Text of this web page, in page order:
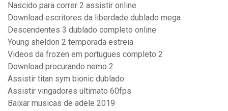
Nascido para correr 2 assistir online
Download escritores da liberdade dublado mega
Descendentes 3 dublado completo online
Young sheldon 2 temporada estreia
Videos da frozen em portugues completo 2
Download procurando nemo 2
Assistir titan sym bionic dublado
Assistir vingadores ultimato 60fps
Baixar musicas de adele 2019